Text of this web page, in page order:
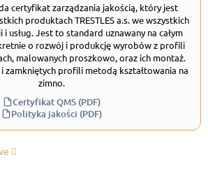
certyfikat zarządzania jakością, który jest
produktach TRESTLES a.s. we wszystkich
usług. Jest to standard uznawany na całym
o rozwój i produkcję wyrobów z profili
malowanych proszkowo, oraz ich montaż.
zamkniętych profili metodą kształtowania na
zimno.
Certyfikat QMS (PDF)
Polityka jakości (PDF)